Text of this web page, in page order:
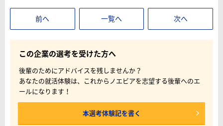
前へ 一覧へ 次へ
この企業の選考を受けた方へ
後輩のためにアドバイスを残しませんか？
あなたの就活体験は、これからノエビアを志望する後輩へのエ
ールになります！
本選考体験記を書く